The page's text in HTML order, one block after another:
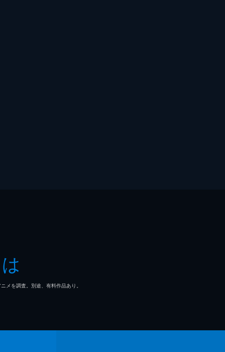
を調査。別途、有料作品あり。